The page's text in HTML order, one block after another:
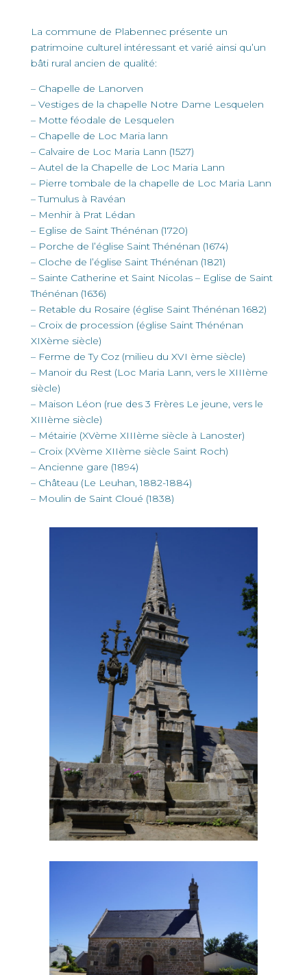
La commune de Plabennec présente un
patrimoine culturel intéressant et varié ainsi qu’un
bâti rural ancien de qualité:
– Chapelle de Lanorven
– Vestiges de la chapelle Notre Dame Lesquelen
– Motte féodale de Lesquelen
– Chapelle de Loc Maria lann
– Calvaire de Loc Maria Lann (1527)
– Autel de la Chapelle de Loc Maria Lann
– Pierre tombale de la chapelle de Loc Maria Lann
– Tumulus à Ravéan
– Menhir à Prat Lédan
– Eglise de Saint Thénénan (1720)
– Porche de l’église Saint Thénénan (1674)
– Cloche de l’église Saint Thénénan (1821)
– Sainte Catherine et Saint Nicolas – Eglise de Saint
Thénénan (1636)
– Retable du Rosaire (église Saint Thénénan 1682)
– Croix de procession (église Saint Thénénan
XIXème siècle)
– Ferme de Ty Coz (milieu du XVI ème siècle)
– Manoir du Rest (Loc Maria Lann, vers le XIIIème
siècle)
– Maison Léon (rue des 3 Frères Le jeune, vers le
XIIIème siècle)
– Métairie (XVème XIIIème siècle à Lanoster)
– Croix (XVème XIIème siècle Saint Roch)
– Ancienne gare (1894)
– Château (Le Leuhan, 1882-1884)
– Moulin de Saint Cloué (1838)